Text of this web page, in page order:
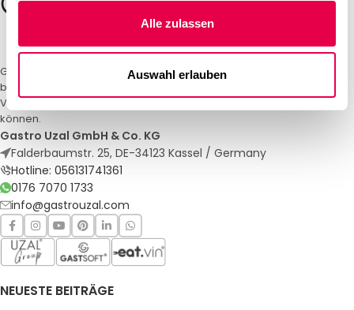
Alle zulassen
Auswahl erlauben
Gastro Uzal – Ihr Spezialist für Gastronomiemöbel und -textilien. Wir
bieten maßgeschneiderte Lösungen für Restaurants, Hotels und
Veranstaltungen. Qualität und Service, auf die Sie sich verlassen
können.
Gastro Uzal GmbH & Co. KG
Falderbaumstr. 25, DE-34123 Kassel / Germany
Hotline: 056131741361
0176 7070 1733
info@gastrouzal.com
NEUESTE BEITRÄGE